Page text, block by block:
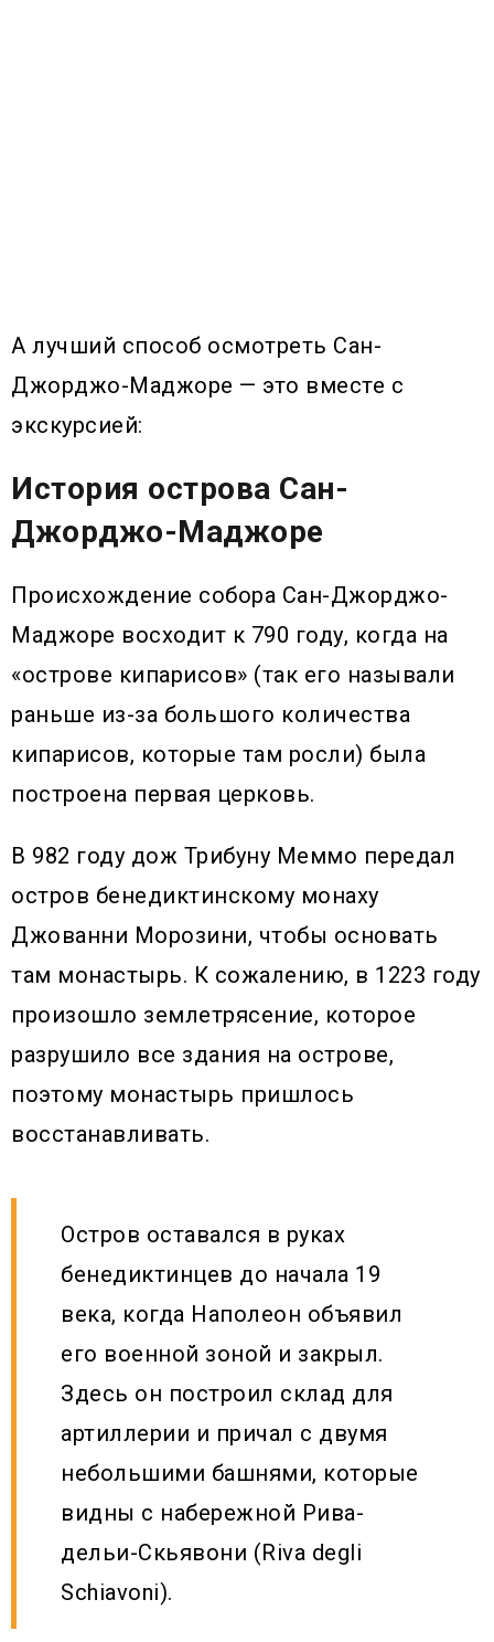
А лучший способ осмотреть Сан-
Джорджо-Маджоре — это вместе с
экскурсией:
История острова Сан-
Джорджо-Маджоре
Происхождение собора Сан-Джорджо-
Маджоре восходит к 790 году, когда на
«острове кипарисов» (так его называли
раньше из-за большого количества
кипарисов, которые там росли) была
построена первая церковь.
В 982 году дож Трибуну Меммо передал
остров бенедиктинскому монаху
Джованни Морозини, чтобы основать
там монастырь. К сожалению, в 1223 году
произошло землетрясение, которое
разрушило все здания на острове,
поэтому монастырь пришлось
восстанавливать.
Остров оставался в руках
бенедиктинцев до начала 19
века, когда Наполеон объявил
его военной зоной и закрыл.
Здесь он построил склад для
артиллерии и причал с двумя
небольшими башнями, которые
видны с набережной Рива-
дельи-Скьявони (Riva degli
Schiavoni).